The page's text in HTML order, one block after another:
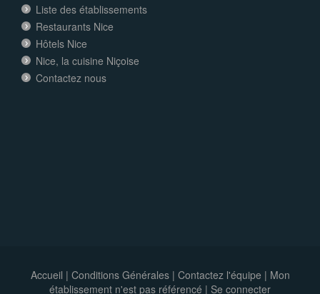
Liste des établissements
Restaurants Nice
Hôtels Nice
Nice, la cuisine Niçoise
Contactez nous
Accueil | Conditions Générales| Contactez l'équipe | Mon
établissement n'est pas référencé | Se connecter